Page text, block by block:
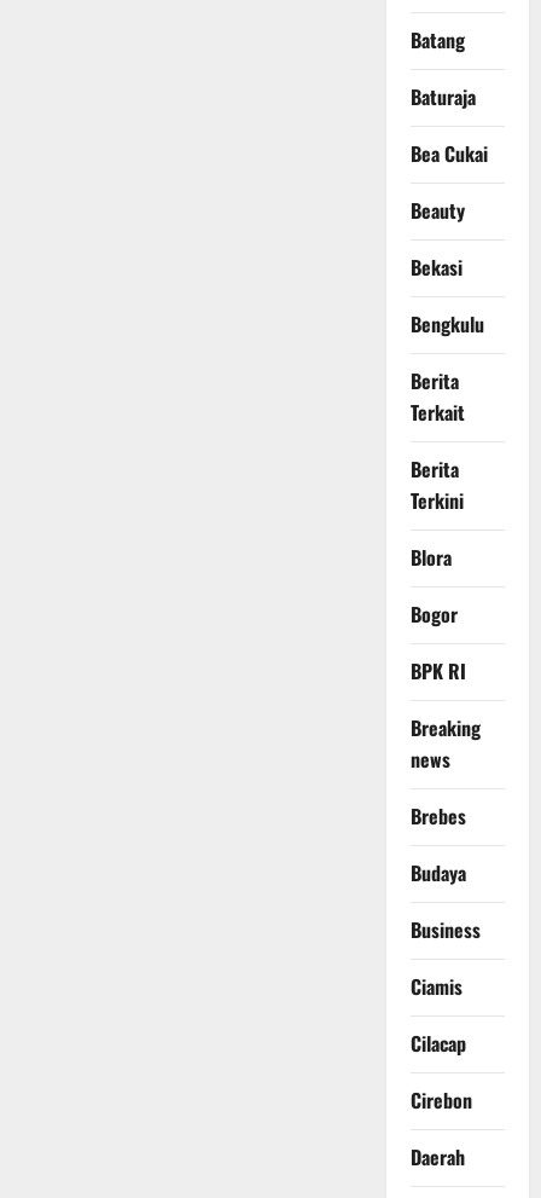
Batang
Baturaja
Bea Cukai
Beauty
Bekasi
Bengkulu
Berita
Terkait
Berita
Terkini
Blora
Bogor
BPK RI
Breaking
news
Brebes
Budaya
Business
Ciamis
Cilacap
Cirebon
Daerah